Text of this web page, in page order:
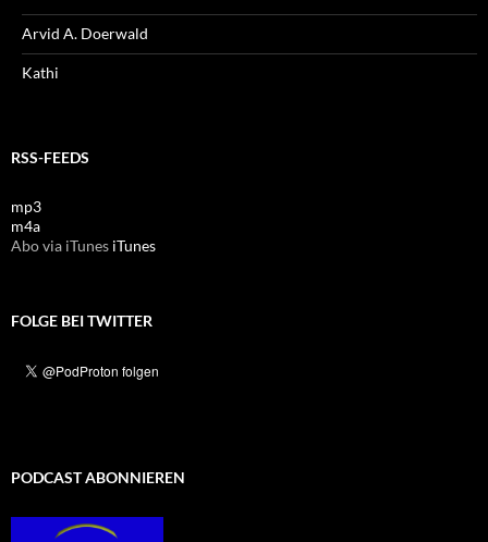
Arvid A. Doerwald
Kathi
RSS-FEEDS
mp3
m4a
Abo via iTunes iTunes
FOLGE BEI TWITTER
PODCAST ABONNIEREN